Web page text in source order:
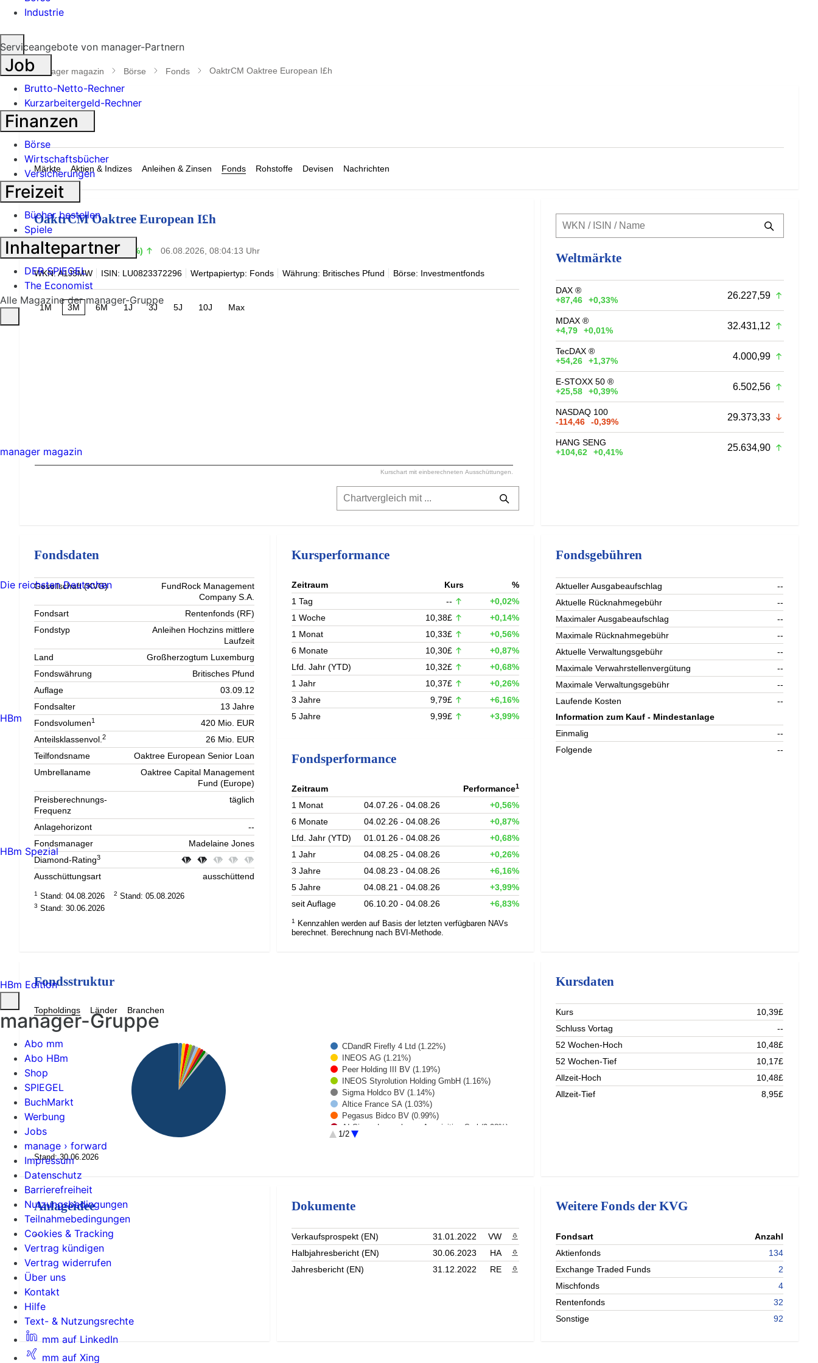
Industrie
Suche
öffnen
manager magazin Börse Fonds OaktrCM Oaktree European I£h
Märkte Aktien & Indizes Anleihen & Zinsen Fonds Rohstoffe Devisen Nachrichten
OaktrCM Oaktree European I£h
10,39 £ +0,00 (+0,02%) 06.08.2026, 08:04:13 Uhr
WKN: A1J3MW ISIN: LU0823372296 Wertpapiertyp: Fonds Währung: Britisches Pfund Börse: Investmentfonds
1M 3M 6M 1J 3J 5J 10J Max
Kurschart mit einberechneten Ausschüttungen.
Weltmärkte
DAX ®
+87,46
+0,33% 26.227,59
MDAX ®
+4,79
+0,01% 32.431,12
TecDAX ®
+54,26
+1,37% 4.000,99
E-STOXX 50 ®
+25,58
+0,39% 6.502,56
NASDAQ 100
-114,46
-0,39% 29.373,33
HANG SENG
+104,62
+0,41% 25.634,90
Fondsdaten
Gesellschaft (KVG)
FundRock Management
Company S.A.
Fondsart
Rentenfonds (RF)
Fondstyp
Anleihen Hochzins mittlere
Laufzeit
Land
Großherzogtum Luxemburg
Fondswährung
Britisches Pfund
Auflage
03.09.12
Fondsalter
13 Jahre
Fondsvolumen1
420 Mio. EUR
Anteilsklassenvol.2
26 Mio. EUR
Teilfondsname
Oaktree European Senior Loan
Umbrellaname
Oaktree Capital Management
Fund (Europe)
Preisberechnungs-
Frequenz
täglich
Anlagehorizont
--
Fondsmanager
Madelaine Jones
Diamond-Rating3
Ausschüttungsart ausschüttend
1 Stand: 04.08.2026 2 Stand: 05.08.2026
3 Stand: 30.06.2026
Kursperformance
Zeitraum Kurs
%
1 Tag
--
+0,02%
1 Woche
10,38£
+0,14%
1 Monat
10,33£
+0,56%
6 Monate
10,30£
+0,87%
Lfd. Jahr (YTD)
10,32£
+0,68%
1 Jahr
10,37£
+0,26%
3 Jahre
9,79£
+6,16%
5 Jahre
9,99£ +3,99%
Fondsperformance
Zeitraum Performance1
1 Monat 04.07.26 - 04.08.26
+0,56%
6 Monate
04.02.26 - 04.08.26
+0,87%
Lfd. Jahr (YTD)
01.01.26 - 04.08.26
+0,68%
1 Jahr
04.08.25 - 04.08.26
+0,26%
3 Jahre
04.08.23 - 04.08.26
+6,16%
5 Jahre
04.08.21 - 04.08.26
+3,99%
seit Auflage
06.10.20 - 04.08.26 +6,83%
1
Kennzahlen werden auf Basis der letzten verfügbaren NAVs
berechnet. Berechnung nach BVI-Methode.
Fondsgebühren
Aktueller Ausgabeaufschlag
--
Aktuelle Rücknahmegebühr
--
Maximaler Ausgabeaufschlag
--
Maximale Rücknahmegebühr
--
Aktuelle Verwaltungsgebühr
--
Maximale Verwahrstellenvergütung
--
Maximale Verwaltungsgebühr
--
Laufende Kosten
--
Information zum Kauf - Mindestanlage
Einmalig
--
Folgende
--
Fondsstruktur
Topholdings Länder Branchen
CDandR Firefly 4 Ltd (1.22%)
INEOS AG (1.21%)
Peer Holding III BV (1.19%)
INEOS Styrolution Holding GmbH (1.16%)
Sigma Holdco BV (1.14%)
Altice France SA (1.03%)
Pegasus Bidco BV (0.99%)
AI Sirona Luxembourg Acquisition Sarl (0.98%)
Nobian Finance BV (0.97%)
1/2
Stand: 30.06.2026
Kursdaten
Kurs
10,39£
Schluss Vortag
--
52 Wochen-Hoch
10,48£
52 Wochen-Tief
10,17£
Allzeit-Hoch
10,48£
Allzeit-Tief
8,95£
Anlageidee
--
Dokumente
Verkaufsprospekt (EN) 31.01.2022 VW
PDF herunterladen
Halbjahresbericht (EN)
30.06.2023 HA
PDF herunterladen
Jahresbericht (EN)
31.12.2022 RE PDF herunterladen
Weitere Fonds der KVG
Fondsart
Anzahl
Aktienfonds
134
Exchange Traded Funds
2
Mischfonds
4
Rentenfonds
32
Sonstige
92
Serviceangebote von manager-Partnern
Job
Brutto-Netto-Rechner
Kurzarbeitergeld-Rechner
Finanzen
Börse
Wirtschaftsbücher
Versicherungen
Freizeit
Bücher bestellen
Spiele
Inhaltepartner
DER SPIEGEL
The Economist
Alle Magazine der manager-Gruppe
manager magazin
Die reichsten Deutschen
HBm
HBm Spezial
HBm Edition
manager-Gruppe
Abo mm
Abo HBm
Shop
SPIEGEL
BuchMarkt
Werbung
Jobs
manage › forward
Impressum
Datenschutz
Barrierefreiheit
Nutzungsbedingungen
Teilnahmebedingungen
Cookies & Tracking
Vertrag kündigen
Vertrag widerrufen
Über uns
Kontakt
Hilfe
Text- & Nutzungsrechte
mm auf LinkedIn
mm auf Xing